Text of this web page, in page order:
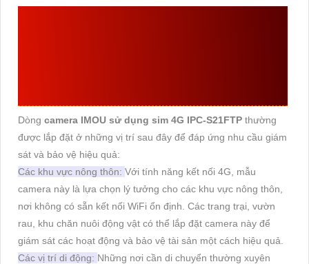
Dòng camera IMOU sử dụng sim 4G IPC-S21FTP thường
được lắp đặt ở những vị trí sau đây để đáp ứng nhu cầu giám
sát và bảo vệ hiệu quả:
Các khu vực nông thôn: Với tính năng kết nối 4G, mẫu
camera này là lựa chọn lý tưởng cho các khu vực nông thôn,
nơi không có sẵn kết nối WiFi ổn định. Các trang trại, vườn
rau, khu chăn nuôi động vật có thể lắp đặt camera này để
giám sát các hoạt động và bảo vệ tài sản một cách hiệu quả.
Các vị trí di động: Những nơi cần di chuyển thường xuyên